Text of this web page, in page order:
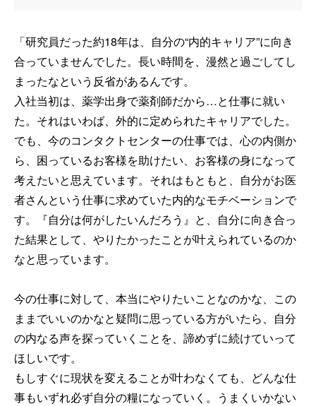
「研究員だった約18年は、自分の“内的キャリア”に向き
合っていませんでした。長い時間を、漫然と過ごしてし
まったなという反省があるんです。
入社当初は、薬学出身で薬剤師だから…と仕事に就い
た。それはいわば、外的に定められたキャリアでした。
でも、今のコンタクトセンターの仕事では、心の内側か
ら、困っているお客様を助けたい、お客様の身になって
考えたいと思えています。それはもともと、自分がお医
者さんという仕事に求めていた内的なモチベーションで
す。『自分は何がしたいんだろう』と、自分に向き合っ
た結果として、やりたかったことが叶えられているのか
なと思っています。
今の仕事に対して、本当にやりたいことなのかな、この
ままでいいのかなと疑問に思っている方がいたら、自分
の内なる声を探っていくことを、諦めずに続けていって
ほしいです。
もしすぐに現状を変えることが叶わなくても、どんな仕
事もいずれ必ず自分の糧になっていく。うまくいかない